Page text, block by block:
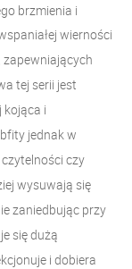
brzmienia i
wierności
tej serii jest
i
jednak w
czy
wysuwają się
zaniedbując przy
się dużą
i dobiera